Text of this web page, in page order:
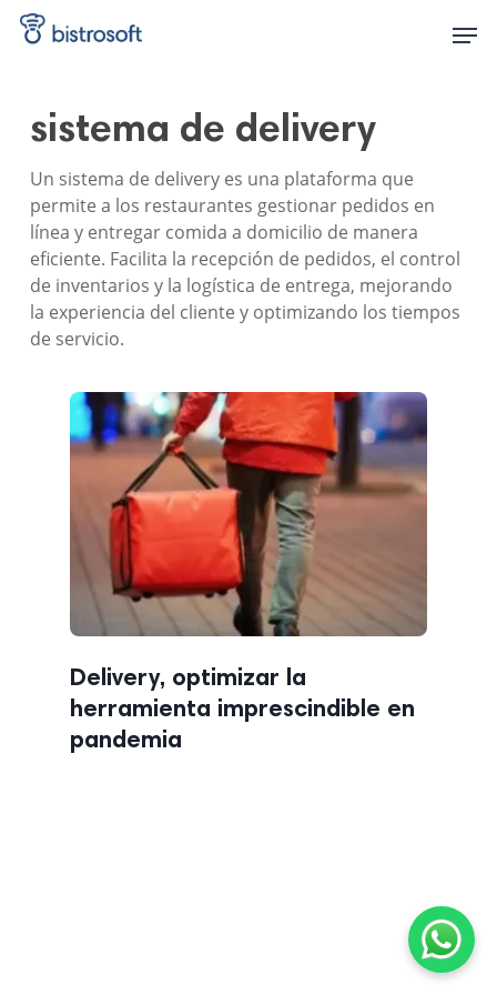
Skip
sistema de delivery
Un sistema de delivery es una plataforma que
permite a los restaurantes gestionar pedidos en
línea y entregar comida a domicilio de manera
eficiente. Facilita la recepción de pedidos, el control
de inventarios y la logística de entrega, mejorando
la experiencia del cliente y optimizando los tiempos
de servicio.
Delivery, optimizar la
herramienta imprescindible en
pandemia